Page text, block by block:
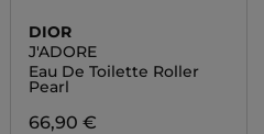
DIOR
J'ADORE
Eau De Toilette Roller
Pearl
66,90 €